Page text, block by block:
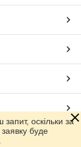
оскільки за
буде